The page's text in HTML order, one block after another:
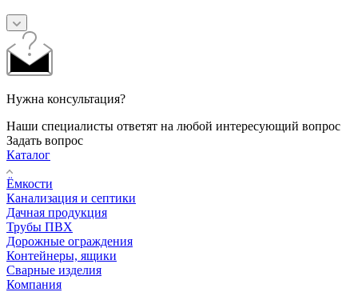
Нужна консультация?
Наши специалисты ответят на любой интересующий вопрос
Задать вопрос
Каталог
Ёмкости
Канализация и септики
Дачная продукция
Трубы ПВХ
Дорожные ограждения
Контейнеры, ящики
Сварные изделия
Компания